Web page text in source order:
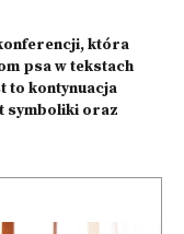
która
psa w tekstach
to kontynuacja
symboliki oraz